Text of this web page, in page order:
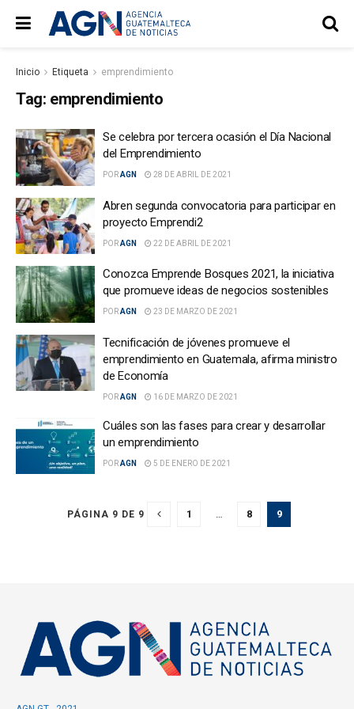
Inicio Etiqueta emprendimiento
Tag: emprendimiento
Se celebra por tercera ocasión el Día Nacional
del Emprendimiento
PORAGN 28 DE ABRIL DE 2021
Abren segunda convocatoria para participar en
proyecto Emprendi2
PORAGN 22 DE ABRIL DE 2021
Conozca Emprende Bosques 2021, la iniciativa
que promueve ideas de negocios sostenibles
PORAGN 23 DE MARZO DE 2021
Tecnificación de jóvenes promueve el
emprendimiento en Guatemala, afirma ministro
de Economía
PORAGN 16 DE MARZO DE 2021
Cuáles son las fases para crear y desarrollar
un emprendimiento
PORAGN 5 DE ENERO DE 2021
PÁGINA 9 DE 9 1 … 8 9